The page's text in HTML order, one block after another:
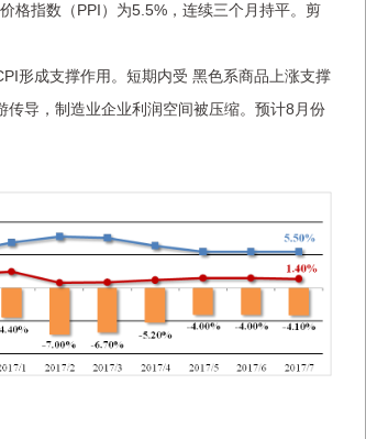
格指数（PPI）为5.5%，连续三个月持平。剪
成支撑作用。短期内受 黑色系商品上涨支撑
导，制造业企业利润空间被压缩。预计8月份